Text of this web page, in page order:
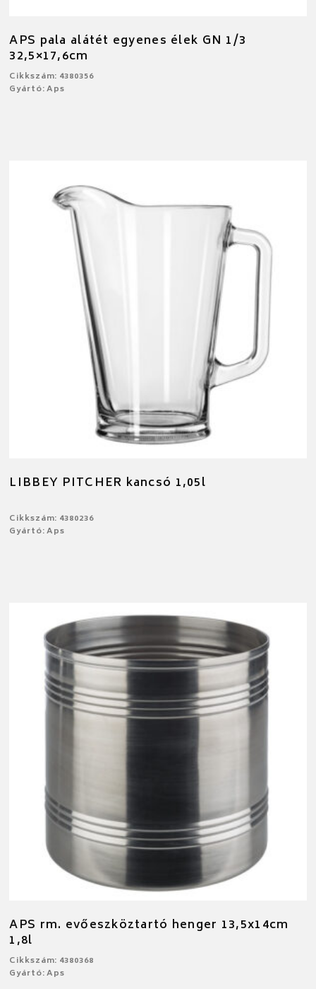
APS pala alátét egyenes élek GN 1/3
32,5×17,6cm
Cikkszám: 4380356
Gyártó: Aps
LIBBEY PITCHER kancsó 1,05l
Cikkszám: 4380236
Gyártó: Aps
APS rm. evőeszköztartó henger 13,5x14cm
1,8l
Cikkszám: 4380368
Gyártó: Aps